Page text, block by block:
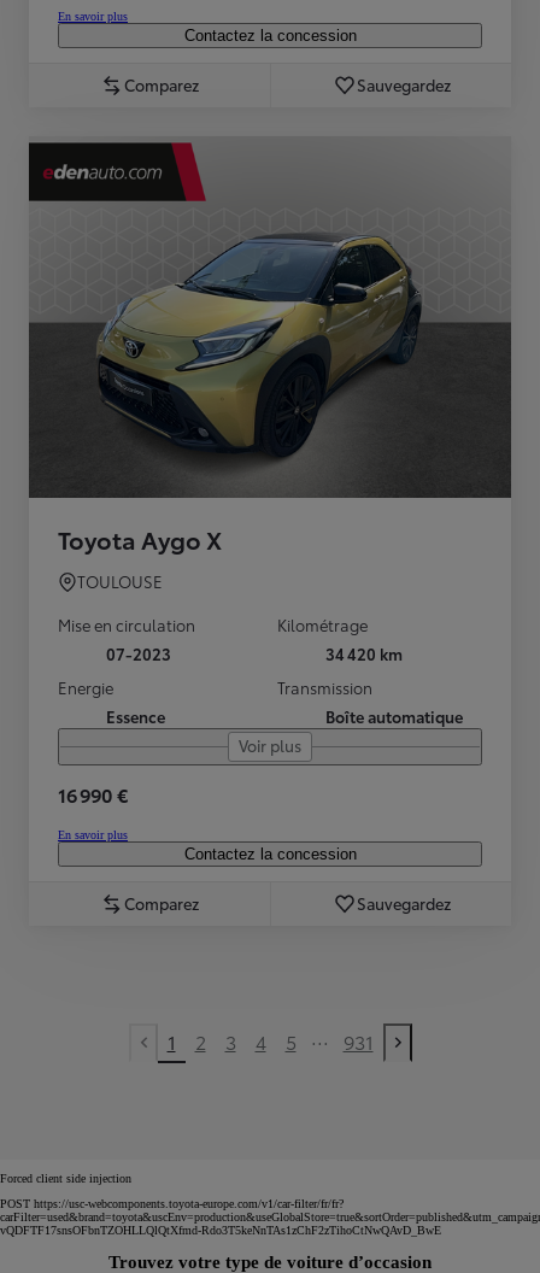
En savoir plus
Contactez la concession
Comparez Sauvegardez
Toyota Aygo X
TOULOUSE
Mise en circulation
07-2023
Kilométrage
34 420 km
Energie
Essence
Transmission
Boîte automatique
Voir plus
16 990 €
En savoir plus
Contactez la concession
Comparez Sauvegardez
Previous page
1 2 3 4 5 ... 931
Next page
Forced client side injection
POST https://usc-webcomponents.toyota-europe.com/v1/car-filter/fr/fr?
vQDFTF17snsOFbnTZOHLLQlQtXfmd-Rdo3T5keNnTAs1zChF2zTihoCtNwQAvD_BwE
Trouvez votre type de voiture d’occasion